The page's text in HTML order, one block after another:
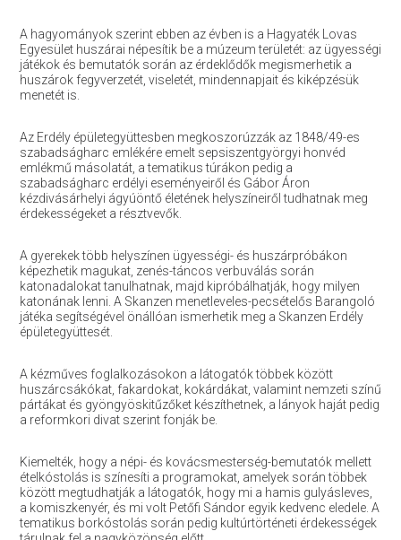
A hagyományok szerint ebben az évben is a Hagyaték Lovas
Egyesület huszárai népesítik be a múzeum területét: az ügyességi
játékok és bemutatók során az érdeklődők megismerhetik a
huszárok fegyverzetét, viseletét, mindennapjait és kiképzésük
menetét is.
Az Erdély épületegyüttesben megkoszorúzzák az 1848/49-es
szabadságharc emlékére emelt sepsiszentgyörgyi honvéd
emlékmű másolatát, a tematikus túrákon pedig a
szabadságharc erdélyi eseményeiről és Gábor Áron
kézdivásárhelyi ágyúöntő életének helyszíneiről tudhatnak meg
érdekességeket a résztvevők.
A gyerekek több helyszínen ügyességi- és huszárpróbákon
képezhetik magukat, zenés-táncos verbuválás során
katonadalokat tanulhatnak, majd kipróbálhatják, hogy milyen
katonának lenni. A Skanzen menetleveles-pecsételős Barangoló
játéka segítségével önállóan ismerhetik meg a Skanzen Erdély
épületegyüttesét.
A kézműves foglalkozásokon a látogatók többek között
huszárcsákókat, fakardokat, kokárdákat, valamint nemzeti színű
pártákat és gyöngyöskitűzőket készíthetnek, a lányok haját pedig
a reformkori divat szerint fonják be.
Kiemelték, hogy a népi- és kovácsmesterség-bemutatók mellett
ételkóstolás is színesíti a programokat, amelyek során többek
között megtudhatják a látogatók, hogy mi a hamis gulyásleves,
a komiszkenyér, és mi volt Petőfi Sándor egyik kedvenc eledele. A
tematikus borkóstolás során pedig kultúrtörténeti érdekességek